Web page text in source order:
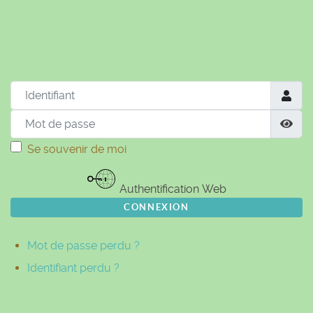
Identifiant
Mot de passe
Se souvenir de moi
Authentification Web
CONNEXION
Mot de passe perdu ?
Identifiant perdu ?